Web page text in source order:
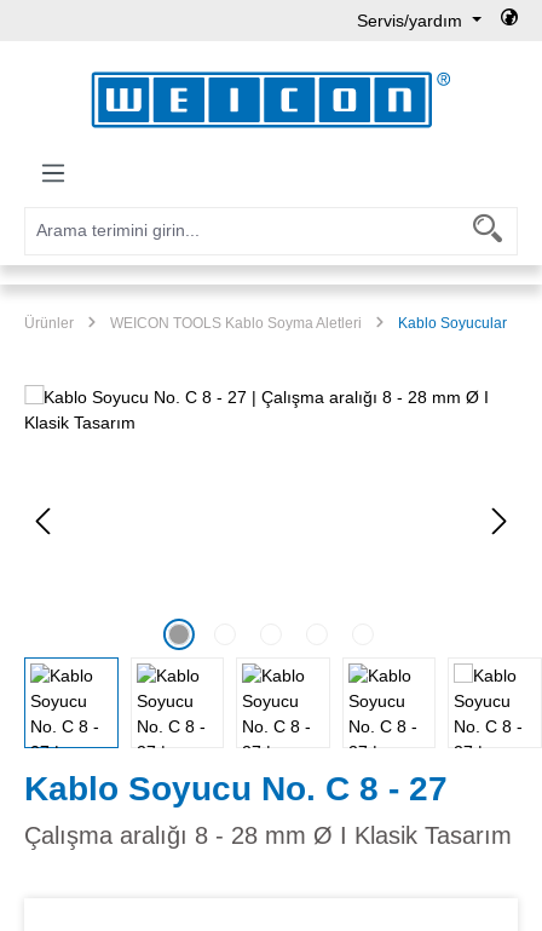
Servis/yardım
Ürünler WEICON TOOLS Kablo Soyma Aletleri Kablo Soyucular
Resim galerisini atla
Kablo Soyucu No. C 8 - 27
Çalışma aralığı 8 - 28 mm Ø I Klasik Tasarım